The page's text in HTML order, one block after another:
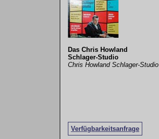
Das Chris Howland
Schlager-Studio
Chris Howland Schlager-Studio
Verfügbarkeitsanfrage